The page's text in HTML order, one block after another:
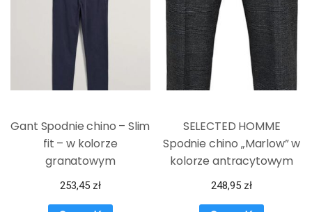
Gant Spodnie chino – Slim
fit – w kolorze
granatowym
253,45 zł
SELECTED HOMME
Spodnie chino „Marlow” w
kolorze antracytowym
248,95 zł